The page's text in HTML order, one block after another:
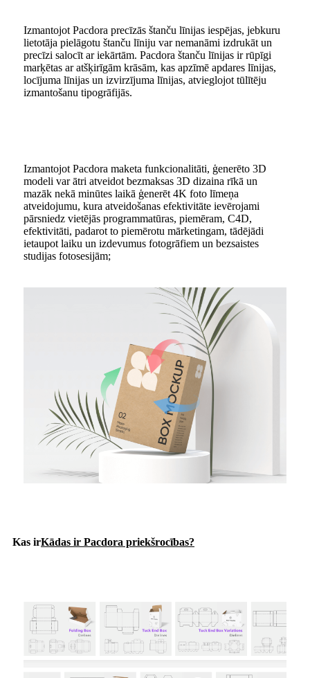
Izmantojot Pacdora precīzās štanču līnijas iespējas, jebkuru
lietotāja pielāgotu štanču līniju var nemanāmi izdrukāt un
precīzi salocīt ar iekārtām. Pacdora štanču līnijas ir rūpīgi
marķētas ar atšķirīgām krāsām, kas apzīmē apdares līnijas,
locījuma līnijas un izvirzījuma līnijas, atvieglojot tūlītēju
izmantošanu tipogrāfijās.
Izmantojot Pacdora maketa funkcionalitāti, ģenerēto 3D
modeli var ātri atveidot bezmaksas 3D dizaina rīkā un
mazāk nekā minūtes laikā ģenerēt 4K foto līmeņa
atveidojumu, kura atveidošanas efektivitāte ievērojami
pārsniedz vietējās programmatūras, piemēram, C4D,
efektivitāti, padarot to piemērotu mārketingam, tādējādi
ietaupot laiku un izdevumus fotogrāfiem un bezsaistes
studijas fotosesijām;
Kas irKādas ir Pacdora priekšrocības?